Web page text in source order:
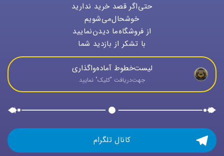
حتی‌اگر قصد خرید ندارید
خوشحال‌می‌شویم
از فروشگاه‌ما دیدن‌نمایید
با تشکر از بازدید شما
لیست‌خطوط آماده‌واگذاری
جهت‌دريافت "كليک" نماييد
کانال تلگرام